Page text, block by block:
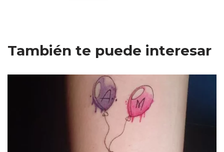
También te puede interesar